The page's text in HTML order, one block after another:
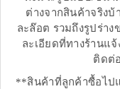
ต่างจากสินค้าจริงบ้
ละล๊อต รวมถึงรูปร่า
ละเอียดที่ทางร้านแ
ติดต่
**สินค้าที่ลูกค้าซื้อไป